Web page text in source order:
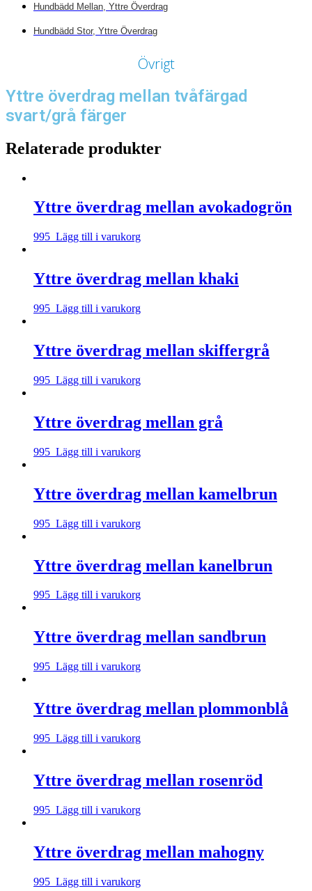
Hundbädd Mellan, Yttre Överdrag
Hundbädd Stor, Yttre Överdrag
Övrigt
Yttre överdrag mellan tvåfärgad
svart/grå färger
Relaterade produkter
Yttre överdrag mellan avokadogrön
995 Lägg till i varukorg
Yttre överdrag mellan khaki
995 Lägg till i varukorg
Yttre överdrag mellan skiffergrå
995 Lägg till i varukorg
Yttre överdrag mellan grå
995 Lägg till i varukorg
Yttre överdrag mellan kamelbrun
995 Lägg till i varukorg
Yttre överdrag mellan kanelbrun
995 Lägg till i varukorg
Yttre överdrag mellan sandbrun
995 Lägg till i varukorg
Yttre överdrag mellan plommonblå
995 Lägg till i varukorg
Yttre överdrag mellan rosenröd
995 Lägg till i varukorg
Yttre överdrag mellan mahogny
995 Lägg till i varukorg